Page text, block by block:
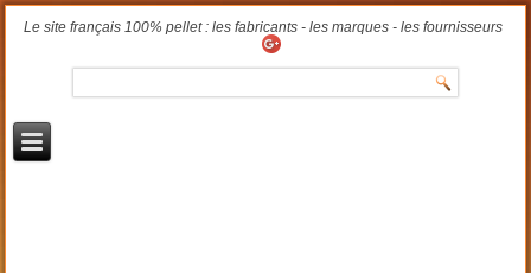
Le site français 100% pellet : les fabricants - les marques - les fournisseurs